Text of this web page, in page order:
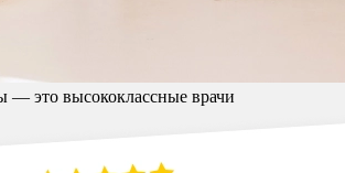
— это высококлассные врачи